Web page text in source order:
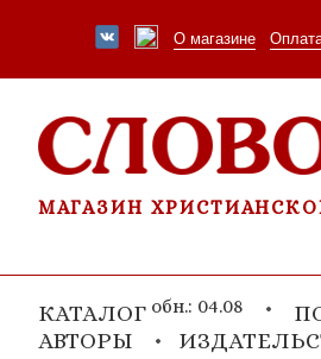
О магазине
МАГАЗИН
КАТАЛОГ обн.: 04.08
АВТОРЫ